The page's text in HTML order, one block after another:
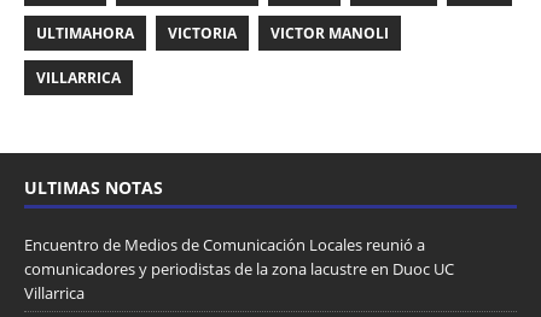
ULTIMAHORA VICTORIA VICTOR MANOLI
VILLARRICA
ULTIMAS NOTAS
Encuentro de Medios de Comunicación Locales reunió a
comunicadores y periodistas de la zona lacustre en Duoc UC
Villarrica